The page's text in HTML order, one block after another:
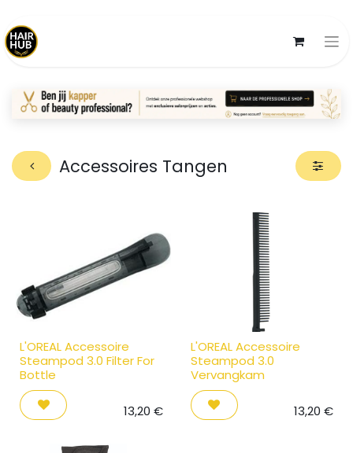
Accessoires Tangen
L'OREAL Accessoire
Steampod 3.0 Filter For
Bottle
13,20 €
L'OREAL Accessoire
Steampod 3.0
Vervangkam
13,20 €